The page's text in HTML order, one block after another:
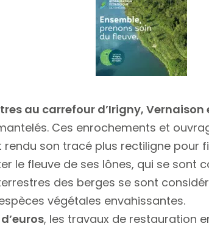
au carrefour d’Irigny, Vernaison
Ces enrochements et
rendu son tracé plus rectiligne pour
le fleuve de ses lônes, qui se sont
des berges se sont
végétales envahissantes.
, les travaux de restauration